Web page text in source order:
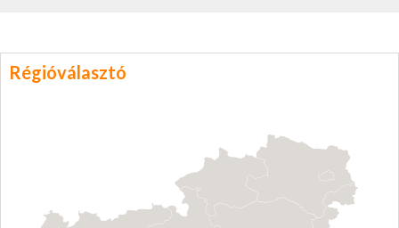
Régióválasztó